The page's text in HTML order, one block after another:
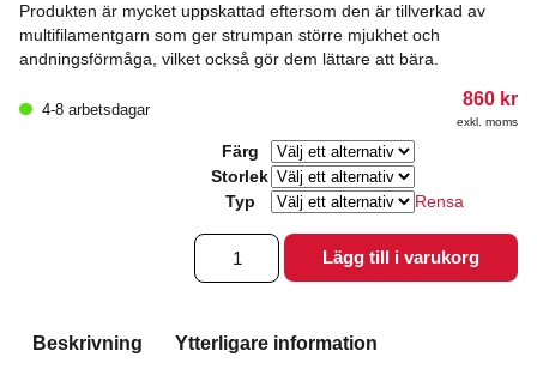
Produkten är mycket uppskattad eftersom den är tillverkad av
multifilamentgarn som ger strumpan större mjukhet och
andningsförmåga, vilket också gör dem lättare att bära.
4-8 arbetsdagar
860 kr
exkl. moms
Färg
Storlek
Typ
Rensa
Varisan®
StayUp,
tå
mängd
Lägg till i varukorg
Beskrivning Ytterligare information